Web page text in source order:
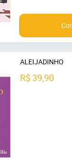
ALEIJADINHO
R$ 39,90